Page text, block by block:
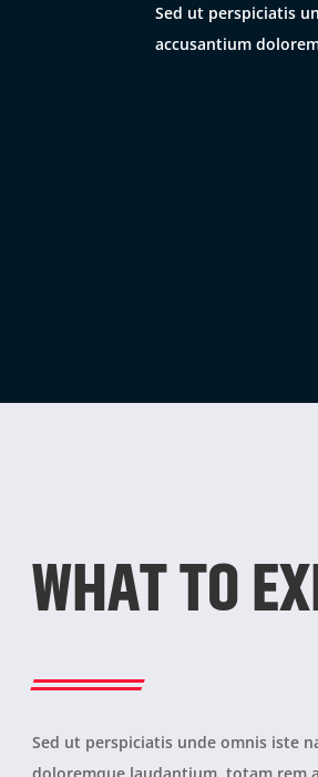
Sed ut perspiciatis
accusantium
WHAT TO
Sed ut perspiciatis unde omnis iste